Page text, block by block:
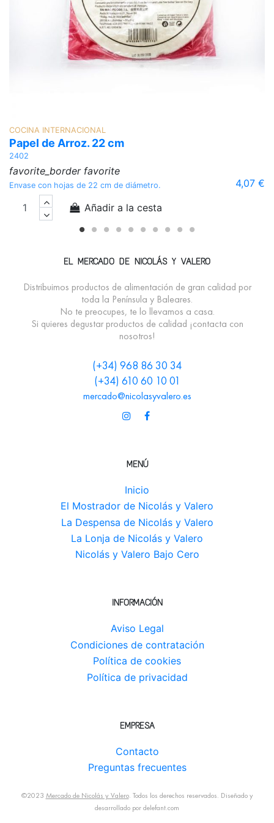
COCINA INTERNACIONAL
Papel de Arroz. 22 cm
2402
favorite_border favorite
4,07 €
Envase con hojas de 22 cm de diámetro.
Añadir a la cesta
EL MERCADO DE NICOLÁS Y VALERO
Distribuimos productos de alimentación de gran calidad por
toda la Península y Baleares.
No te preocupes, te lo llevamos a casa.
Si quieres degustar productos de calidad ¡contacta con
nosotros!
(+34) 968 86 30 34
(+34) 610 60 10 01
mercado@nicolasyvalero.es
MENÚ
Inicio
El Mostrador de Nicolás y Valero
La Despensa de Nicolás y Valero
La Lonja de Nicolás y Valero
Nicolás y Valero Bajo Cero
INFORMACIÓN
Aviso Legal
Condiciones de contratación
Política de cookies
Política de privacidad
EMPRESA
Contacto
Preguntas frecuentes
©2023 Mercado de Nicolás y Valero. Todos los derechos reservados. Diseñado y
desarrollado pordelefant.com